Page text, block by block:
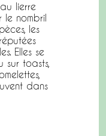
lierre
nombril
les
Elles se
sur toasts,
dans